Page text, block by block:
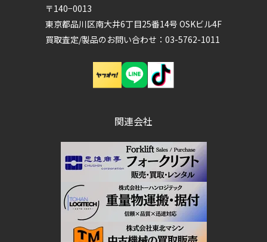
〒140−0013
東京都品川区南大井6丁目25番14号 OSKビル4F
買取査定/製品のお問い合わせ：03-5762-1011
関連会社